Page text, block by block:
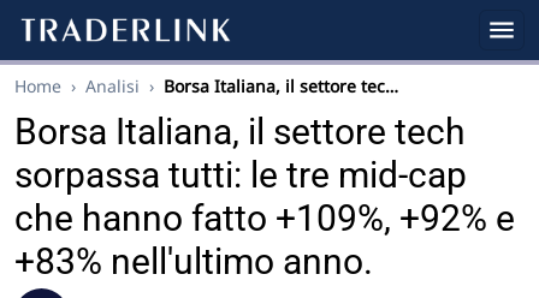
Home › Analisi › Borsa Italiana, il settore tec…
Borsa Italiana, il settore tech
sorpassa tutti: le tre mid-cap
che hanno fatto +109%, +92% e
+83% nell'ultimo anno.